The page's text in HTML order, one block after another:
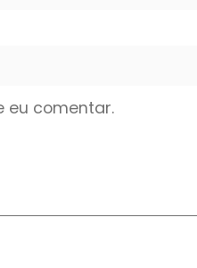
eu comentar.